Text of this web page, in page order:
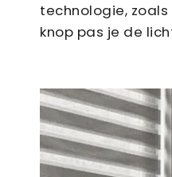
technologie,
knop pas je de